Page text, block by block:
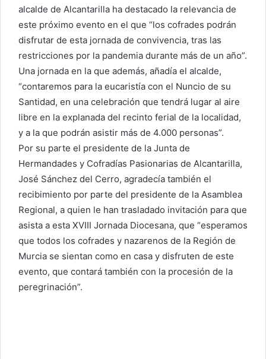
alcalde de Alcantarilla ha destacado la relevancia de
este próximo evento en el que “los cofrades podrán
disfrutar de esta jornada de convivencia, tras las
restricciones por la pandemia durante más de un año”.
Una jornada en la que además, añadía el alcalde,
“contaremos para la eucaristía con el Nuncio de su
Santidad, en una celebración que tendrá lugar al aire
libre en la explanada del recinto ferial de la localidad,
y a la que podrán asistir más de 4.000 personas”.
Por su parte el presidente de la Junta de
Hermandades y Cofradías Pasionarias de Alcantarilla,
José Sánchez del Cerro, agradecía también el
recibimiento por parte del presidente de la Asamblea
Regional, a quien le han trasladado invitación para que
asista a esta XVIII Jornada Diocesana, que “esperamos
que todos los cofrades y nazarenos de la Región de
Murcia se sientan como en casa y disfruten de este
evento, que contará también con la procesión de la
peregrinación”.